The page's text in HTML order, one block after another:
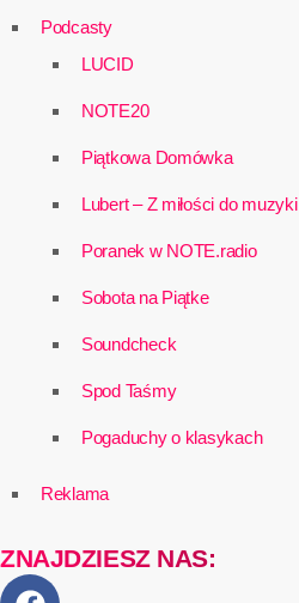
Podcasty
LUCID
NOTE20
Piątkowa Domówka
Lubert – Z miłości do muzyki
Poranek w NOTE.radio
Sobota na Piątke
Soundcheck
Spod Taśmy
Pogaduchy o klasykach
Reklama
ZNAJDZIESZ NAS: